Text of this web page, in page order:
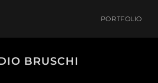
PORTFOLIO
BRUSCHI